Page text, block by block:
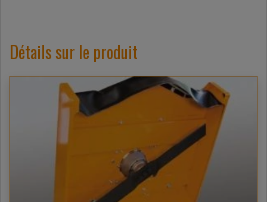
Détails sur le produit